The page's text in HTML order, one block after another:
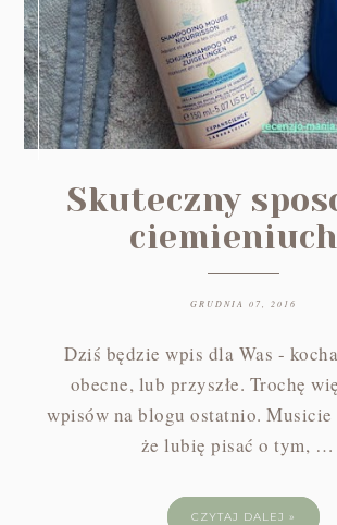
Skuteczny
GRUDNIA 07, 2016
Dziś będzie wpis dla Was -
obecne, lub przyszłe. Trochę
wpisów na blogu ostatnio.
że lubię pisać o tym, …
CZYTAJ DALEJ »